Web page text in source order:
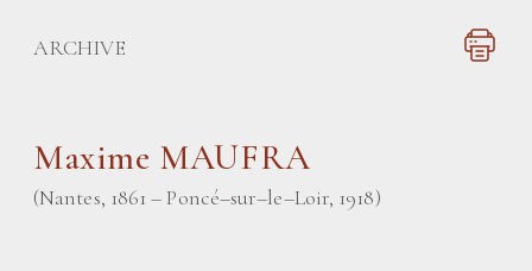
ARCHIVE
Maxime MAUFRA
(Nantes, 1861 – Poncé–sur–le–Loir, 1918)